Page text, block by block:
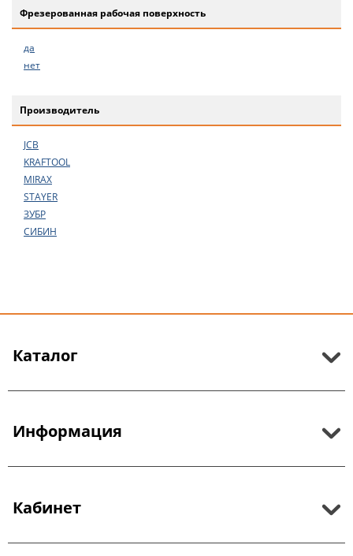
Фрезерованная рабочая поверхность
да
нет
Производитель
JCB
KRAFTOOL
MIRAX
STAYER
ЗУБР
СИБИН
Каталог
Информация
Кабинет